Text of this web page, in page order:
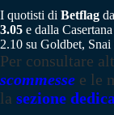
I quotisti di Betflag
3.05 e dalla Casertana
2.10 su Goldbet, Snai
Per consultare
scommesse e le
la sezione